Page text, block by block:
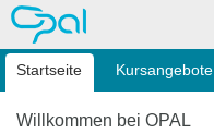
OPAL
Startseite Kursangebote
Willkommen bei OPAL